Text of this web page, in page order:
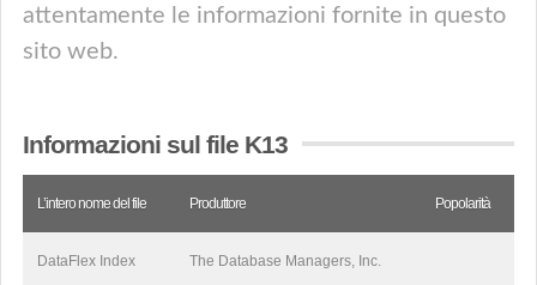
attentamente le informazioni fornite in questo
sito web.
Informazioni sul file K13
L’intero nome del file Produttore Popolarità
DataFlex Index The Database Managers, Inc.